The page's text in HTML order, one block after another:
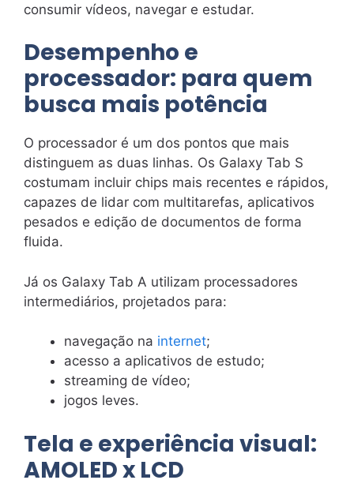
consumir vídeos, navegar e estudar.
Desempenho e
processador: para quem
busca mais potência
O processador é um dos pontos que mais
distinguem as duas linhas. Os Galaxy Tab S
costumam incluir chips mais recentes e rápidos,
capazes de lidar com multitarefas, aplicativos
pesados e edição de documentos de forma
fluida.
Já os Galaxy Tab A utilizam processadores
intermediários, projetados para:
navegação na internet;
acesso a aplicativos de estudo;
streaming de vídeo;
jogos leves.
Tela e experiência visual:
AMOLED x LCD